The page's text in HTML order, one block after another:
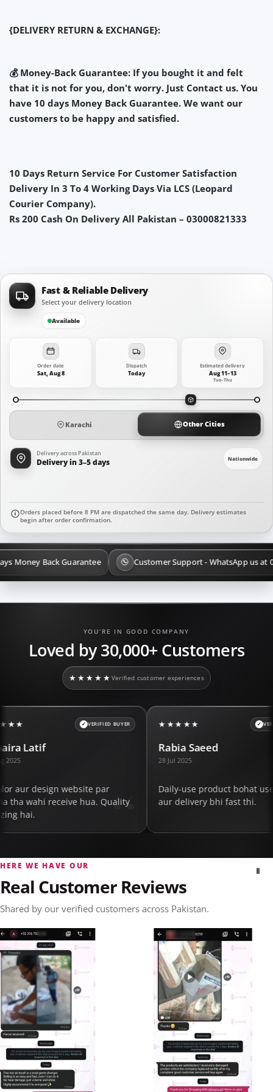
{DELIVERY RETURN & EXCHANGE}:
💰 Money-Back Guarantee: If you bought it and felt
that it is not for you, don't worry. Just Contact us. You
have 10 days Money Back Guarantee. We want our
customers to be happy and satisfied.
10 Days Return Service For Customer Satisfaction
Delivery In 3 To 4 Working Days Via LCS (Leopard
Courier Company).
Rs 200 Cash On Delivery All Pakistan – 03000821333
Fast & Reliable Delivery
Select your delivery location
Available
Order date
Sat, Aug 8
Dispatch
Today
Estimated delivery
Aug 11–13
Tue–Thu
Karachi Other Cities
Delivery across Pakistan
Delivery in 3–5 days Nationwide
Orders placed before 8 PM are dispatched the same day. Delivery estimates
begin after order confirmation.
Back Guarantee Customer Support - WhatsApp us at 03 111
YOU’RE IN GOOD COMPANY
Loved by 30,000+ Customers
★★★★★Verified customer experiences
VERIFIED BUYER
par
hua. Quality
★★★★★ VERIFIED BUYER
Daily-use product bohat useful nikla
aur delivery bhi fast thi.
HERE WE HAVE OUR
Real Customer Reviews
Shared by our verified customers across Pakistan.
Ⅱ